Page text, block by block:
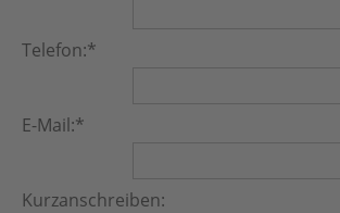
Telefon:*
E-Mail:*
Kurzanschreiben: